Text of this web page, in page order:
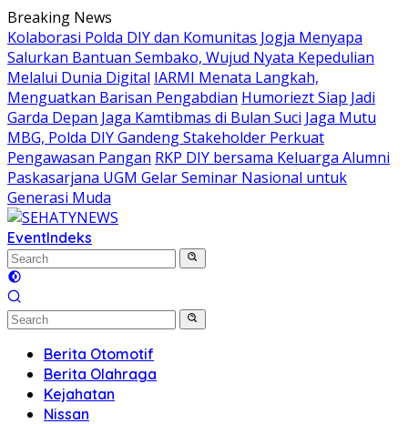
Skip
to
content
Breaking News
Kolaborasi Polda DIY dan Komunitas Jogja Menyapa
Salurkan Bantuan Sembako, Wujud Nyata Kepedulian
Melalui Dunia Digital IARMI Menata Langkah,
Menguatkan Barisan Pengabdian Humoriezt Siap Jadi
Garda Depan Jaga Kamtibmas di Bulan Suci Jaga Mutu
MBG, Polda DIY Gandeng Stakeholder Perkuat
Pengawasan Pangan RKP DIY bersama Keluarga Alumni
Paskasarjana UGM Gelar Seminar Nasional untuk
Generasi Muda
EventIndeks
Berita Otomotif
Berita Olahraga
Kejahatan
Nissan